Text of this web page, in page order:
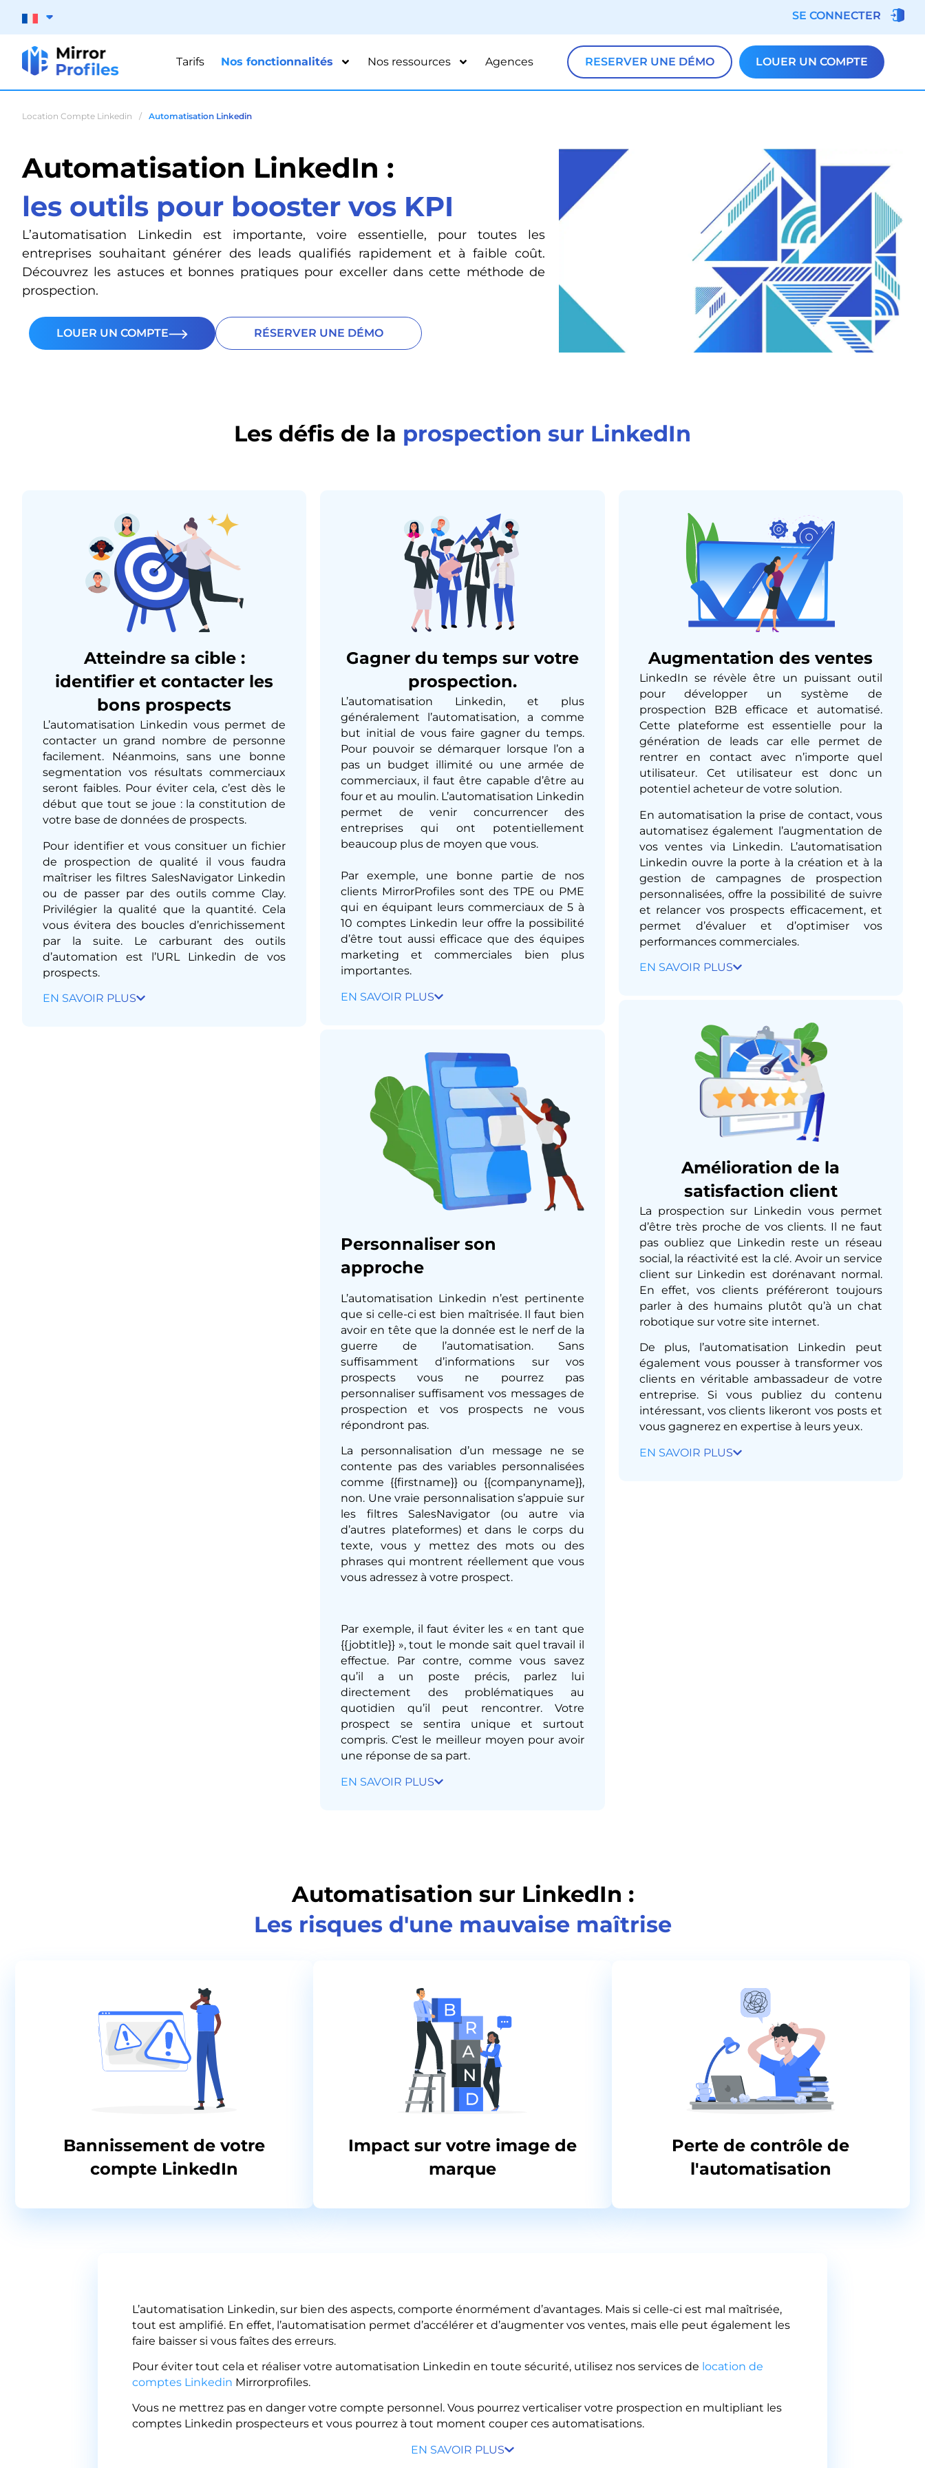
SE CONNECTER
Tarifs Nos fonctionnalités Nos ressources Agences RESERVER UNE DÉMO LOUER UN COMPTE
Location Compte Linkedin / Automatisation Linkedin
Automatisation LinkedIn :
les outils pour booster vos KPI
L’automatisation Linkedin est importante, voire essentielle, pour toutes les
entreprises souhaitant générer des leads qualifiés rapidement et à faible coût.
Découvrez les astuces et bonnes pratiques pour exceller dans cette méthode de
prospection.
LOUER UN COMPTE RÉSERVER UNE DÉMO
Les défis de la prospection sur LinkedIn
Atteindre sa cible :
identifier et contacter les
bons prospects
L’automatisation Linkedin vous permet de
contacter un grand nombre de personne
facilement. Néanmoins, sans une bonne
segmentation vos résultats commerciaux
seront faibles. Pour éviter cela, c’est dès le
début que tout se joue : la constitution de
votre base de données de prospects.
Pour identifier et vous consituer un fichier
de prospection de qualité il vous faudra
maîtriser les filtres SalesNavigator Linkedin
ou de passer par des outils comme Clay.
Privilégier la qualité que la quantité. Cela
vous évitera des boucles d’enrichissement
par la suite. Le carburant des outils
d’automation est l’URL Linkedin de vos
prospects.
EN SAVOIR PLUS
Gagner du temps sur votre
prospection.
L’automatisation Linkedin, et plus
généralement l’automatisation, a comme
but initial de vous faire gagner du temps.
Pour pouvoir se démarquer lorsque l’on a
pas un budget illimité ou une armée de
commerciaux, il faut être capable d’être au
four et au moulin. L’automatisation Linkedin
permet de venir concurrencer des
entreprises qui ont potentiellement
beaucoup plus de moyen que vous.
Par exemple, une bonne partie de nos
clients MirrorProfiles sont des TPE ou PME
qui en équipant leurs commerciaux de 5 à
10 comptes Linkedin leur offre la possibilité
d’être tout aussi efficace que des équipes
marketing et commerciales bien plus
importantes.​
EN SAVOIR PLUS
Personnaliser son
approche
L’automatisation Linkedin n’est pertinente
que si celle-ci est bien maîtrisée. Il faut bien
avoir en tête que la donnée est le nerf de la
guerre de l’automatisation. Sans
suffisamment d’informations sur vos
prospects vous ne pourrez pas
personnaliser suffisament vos messages de
prospection et vos prospects ne vous
répondront pas.
La personnalisation d’un message ne se
contente pas des variables personnalisées
comme {{firstname}} ou {{companyname}},
non. Une vraie personnalisation s’appuie sur
les filtres SalesNavigator (ou autre via
d’autres plateformes) et dans le corps du
texte, vous y mettez des mots ou des
phrases qui montrent réellement que vous
vous adressez à votre prospect.
Par exemple, il faut éviter les « en tant que
{{jobtitle}} », tout le monde sait quel travail il
effectue. Par contre, comme vous savez
qu’il a un poste précis, parlez lui
directement des problématiques au
quotidien qu’il peut rencontrer. Votre
prospect se sentira unique et surtout
compris. C’est le meilleur moyen pour avoir
une réponse de sa part.​
EN SAVOIR PLUS
Augmentation des ventes
LinkedIn se révèle être un puissant outil
pour développer un système de
prospection B2B efficace et automatisé.
Cette plateforme est essentielle pour la
génération de leads car elle permet de
rentrer en contact avec n’importe quel
utilisateur. Cet utilisateur est donc un
potentiel acheteur de votre solution.
En automatisation la prise de contact, vous
automatisez également l’augmentation de
vos ventes via Linkedin. L’automatisation
Linkedin ouvre la porte à la création et à la
gestion de campagnes de prospection
personnalisées, offre la possibilité de suivre
et relancer vos prospects efficacement, et
permet d’évaluer et d’optimiser vos
performances commerciales.​
EN SAVOIR PLUS
Amélioration de la
satisfaction client
La prospection sur Linkedin vous permet
d’être très proche de vos clients. Il ne faut
pas oubliez que Linkedin reste un réseau
social, la réactivité est la clé. Avoir un service
client sur Linkedin est dorénavant normal.
En effet, vos clients préféreront toujours
parler à des humains plutôt qu’à un chat
robotique sur votre site internet.
De plus, l’automatisation Linkedin peut
également vous pousser à transformer vos
clients en véritable ambassadeur de votre
entreprise. Si vous publiez du contenu
intéressant, vos clients likeront vos posts et
vous gagnerez en expertise à leurs yeux.​
EN SAVOIR PLUS
Automatisation sur LinkedIn :
Les risques d'une mauvaise maîtrise
Bannissement de votre
compte LinkedIn
Impact sur votre image de
marque
Perte de contrôle de
l'automatisation
L’automatisation Linkedin, sur bien des aspects, comporte énormément d’avantages. Mais si celle-ci est mal maîtrisée,
tout est amplifié. En effet, l’automatisation permet d’accélérer et d’augmenter vos ventes, mais elle peut également les
faire baisser si vous faîtes des erreurs.
Pour éviter tout cela et réaliser votre automatisation Linkedin en toute sécurité, utilisez nos services de location de
comptes Linkedin Mirrorprofiles.
Vous ne mettrez pas en danger votre compte personnel. Vous pourrez verticaliser votre prospection en multipliant les
comptes Linkedin prospecteurs et vous pourrez à tout moment couper ces automatisations.
EN SAVOIR PLUS